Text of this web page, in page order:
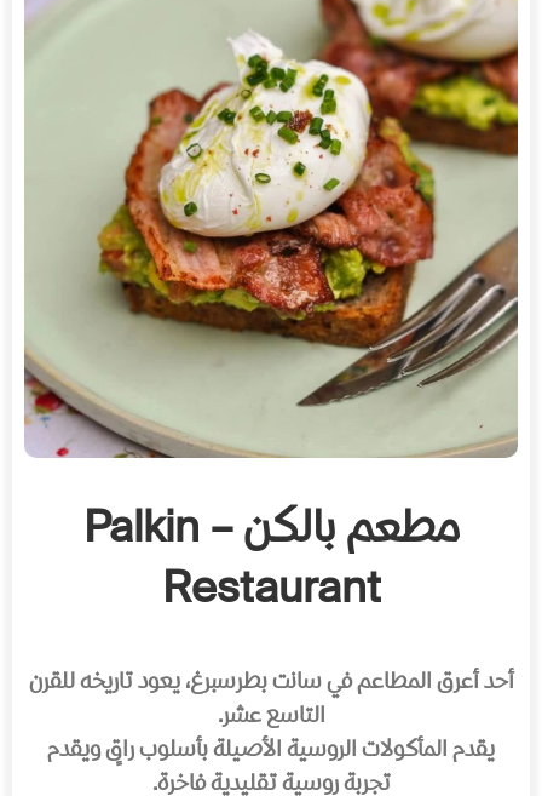
مطعم بالكن – Palkin
Restaurant
أحد أعرق المطاعم في سانت بطرسبرغ، يعود تاريخه للقرن
التاسع عشر.
يقدم المأكولات الروسية الأصيلة بأسلوب راقٍ ويقدم
تجربة روسية تقليدية فاخرة.